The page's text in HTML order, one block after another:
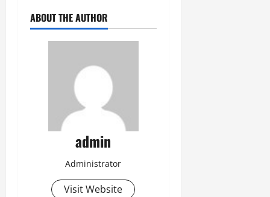
ABOUT THE AUTHOR
admin
Administrator
Visit Website